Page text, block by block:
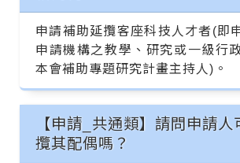
申請補助延攬客座科技人才者(即
申請機構之教學、研究或一級行
本會補助專題研究計畫主持人)。
【申請_共通類】請問申請人
攬其配偶嗎？